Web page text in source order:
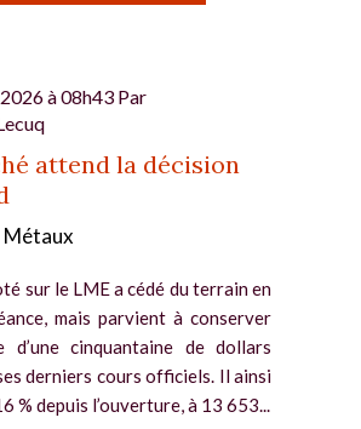
à 08h43 Par
attend la décision
Métaux
sur le LME a cédé du terrain en
mais parvient à conserver
d’une cinquantaine de dollars
derniers cours officiels. Il ainsi
% depuis l’ouverture, à 13 653...